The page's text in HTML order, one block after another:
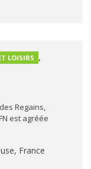
LOISIRS ,
Regains,
est agréée
France